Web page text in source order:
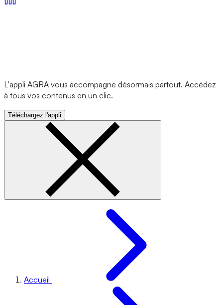
L'appli AGRA vous accompagne désormais partout. Accédez
à tous vos contenus en un clic.
Téléchargez l'appli
Accueil